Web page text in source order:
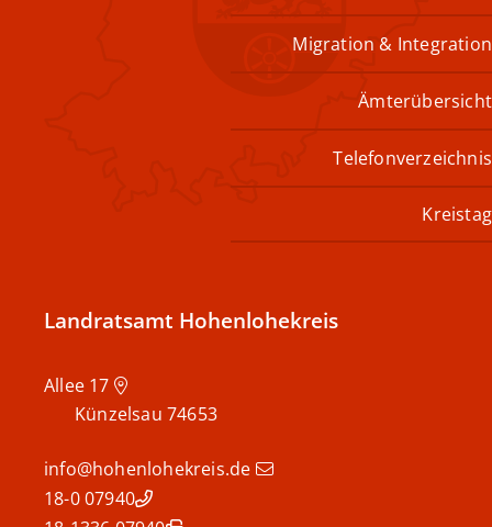
Migration & Integration
Ämterübersicht
Telefonverzeichnis
Kreistag
Landratsamt Hohenlohekreis
74653
Künzelsau
info@hohenlohekreis.de
07940 18-0